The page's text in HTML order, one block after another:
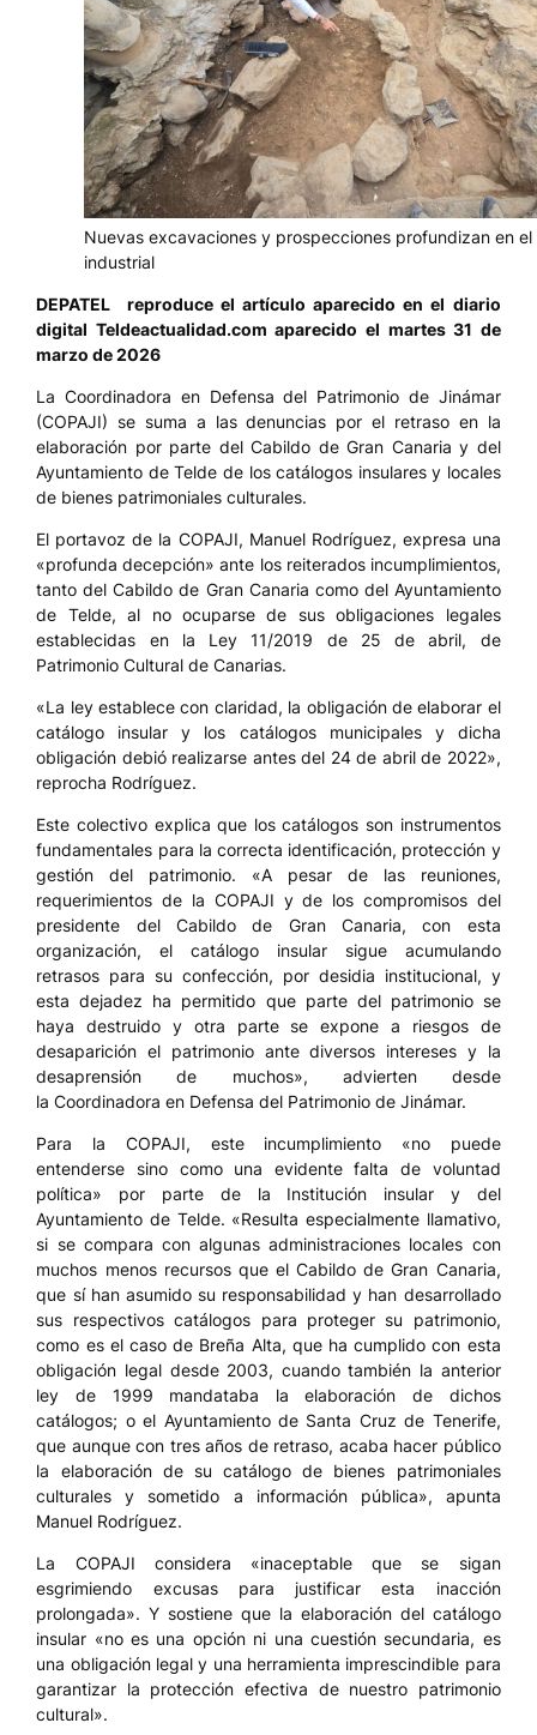
Nuevas excavaciones y prospecciones profundizan en
industrial
DEPATEL
reproduce el artículo aparecido en el diario
digital Teldeactualidad.com aparecido el martes 31 de
marzo de 2026
La Coordinadora en Defensa del Patrimonio de Jinámar
(COPAJI) se suma a las denuncias por el retraso en la
elaboración por parte del Cabildo de Gran Canaria y del
Ayuntamiento de Telde de los catálogos insulares y locales
de bienes patrimoniales culturales.
El portavoz de la COPAJI, Manuel Rodríguez, expresa una
«profunda decepción» ante los reiterados incumplimientos,
tanto del Cabildo de Gran Canaria como del Ayuntamiento
de Telde, al no ocuparse de sus obligaciones legales
establecidas en la Ley 11/2019 de 25 de abril, de
Patrimonio Cultural de Canarias.
«La ley establece con claridad, la obligación de elaborar el
catálogo insular y los catálogos municipales y dicha
obligación debió realizarse antes del 24 de abril de 2022»,
reprocha Rodríguez.
Este colectivo explica que los catálogos son instrumentos
fundamentales para la correcta identificación, protección y
gestión del patrimonio. «A pesar de las reuniones,
requerimientos de la COPAJI y de los compromisos del
presidente del Cabildo de Gran Canaria, con esta
organización, el catálogo insular sigue acumulando
retrasos para su confección, por desidia institucional, y
esta dejadez ha permitido que parte del patrimonio se
haya destruido y otra parte se expone a riesgos de
desaparición el patrimonio ante diversos intereses y la
desaprensión de muchos», advierten desde
la Coordinadora en Defensa del Patrimonio de Jinámar.
Para la COPAJI, este incumplimiento «no puede
entenderse sino como una evidente falta de voluntad
política» por parte de la Institución insular y del
Ayuntamiento de Telde. «Resulta especialmente llamativo,
si se compara con algunas administraciones locales con
muchos menos recursos que el Cabildo de Gran Canaria,
que sí han asumido su responsabilidad y han desarrollado
sus respectivos catálogos para proteger su patrimonio,
como es el caso de Breña Alta, que ha cumplido con esta
obligación legal desde 2003, cuando también la anterior
ley de 1999 mandataba la elaboración de dichos
catálogos; o el Ayuntamiento de Santa Cruz de Tenerife,
que aunque con tres años de retraso, acaba hacer público
la elaboración de su catálogo de bienes patrimoniales
culturales y sometido a información pública», apunta
Manuel Rodríguez.
La COPAJI considera «inaceptable que se sigan
esgrimiendo excusas para justificar esta inacción
prolongada». Y sostiene que la elaboración del catálogo
insular «no es una opción ni una cuestión secundaria, es
una obligación legal y una herramienta imprescindible para
garantizar la protección efectiva de nuestro patrimonio
cultural».